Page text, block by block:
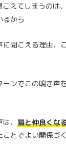
えてしまうのは
るから
聞こえる理由、
ンでこの鳴き声
、 猫と仲良くな
ことでよい関係づ